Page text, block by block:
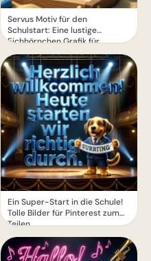
Servus Motiv für den
Schulstart: Eine lustige
Eichhörnchen Grafik für
WhatsApp
Ein Super-Start in die Schule!
Tolle Bilder für Pinterest zum
Teilen.